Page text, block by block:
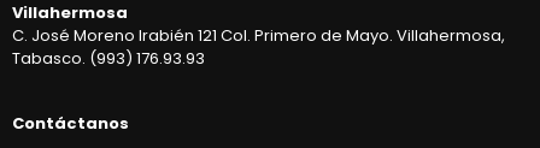
Villahermosa
C. José Moreno Irabién 121 Col. Primero de Mayo. Villahermosa,
Tabasco. (993) 176.93.93
Contáctanos